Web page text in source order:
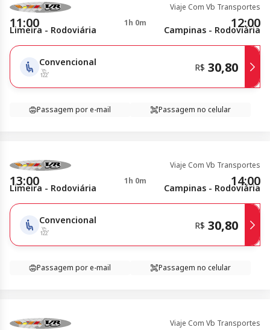
Viaje Com Vb Transportes
11:00 1h 0m 12:00
Limeira - Rodoviária Campinas - Rodoviária
Convencional R$ 30,80
Passagem por e-mail Passagem no celular
Viaje Com Vb Transportes
13:00 1h 0m 14:00
Limeira - Rodoviária Campinas - Rodoviária
Convencional R$ 30,80
Passagem por e-mail Passagem no celular
Viaje Com Vb Transportes